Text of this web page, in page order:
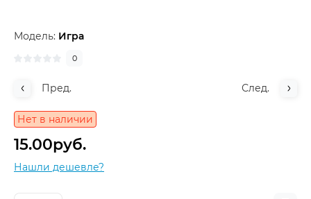
Модель: Игра
0
Пред. След.
Нет в наличии
15.00руб.
Нашли дешевле?